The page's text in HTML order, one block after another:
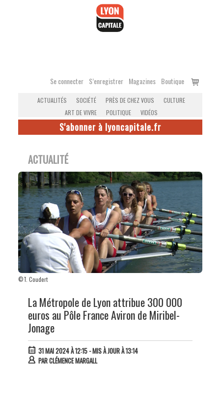
Se connecter S’enregistrer Magazines Boutique
Voir
ACTUALITÉS SOCIÉTÉ PRÈS DE CHEZ VOUS
CULTURE
ART DE VIVRE
POLITIQUE VIDÉOS
S'abonner à lyoncapitale.fr
ACTUALITÉ
©T. Coudert
La Métropole de Lyon attribue 300 000
euros au Pôle France Aviron de Miribel-
Jonage
31 MAI 2024 À 12:15- MIS À JOUR À 13:14
PARCLÉMENCE MARGALL